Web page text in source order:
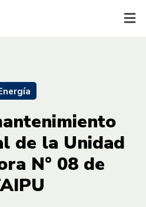
de la Unidad
N° 08 de